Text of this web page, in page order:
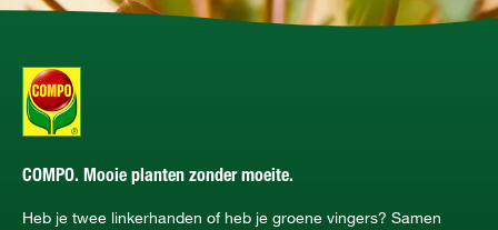
COMPO. Mooie planten zonder moeite.
Heb je twee linkerhanden of heb je groene vingers? Samen